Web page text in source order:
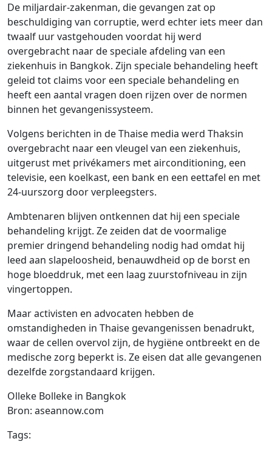
De miljardair-zakenman, die gevangen zat op
beschuldiging van corruptie, werd echter iets meer dan
twaalf uur vastgehouden voordat hij werd
overgebracht naar de speciale afdeling van een
ziekenhuis in Bangkok. Zijn speciale behandeling heeft
geleid tot claims voor een speciale behandeling en
heeft een aantal vragen doen rijzen over de normen
binnen het gevangenissysteem.
Volgens berichten in de Thaise media werd Thaksin
overgebracht naar een vleugel van een ziekenhuis,
uitgerust met privékamers met airconditioning, een
televisie, een koelkast, een bank en een eettafel en met
24-uurszorg door verpleegsters.
Ambtenaren blijven ontkennen dat hij een speciale
behandeling krijgt. Ze zeiden dat de voormalige
premier dringend behandeling nodig had omdat hij
leed aan slapeloosheid, benauwdheid op de borst en
hoge bloeddruk, met een laag zuurstofniveau in zijn
vingertoppen.
Maar activisten en advocaten hebben de
omstandigheden in Thaise gevangenissen benadrukt,
waar de cellen overvol zijn, de hygiëne ontbreekt en de
medische zorg beperkt is. Ze eisen dat alle gevangenen
dezelfde zorgstandaard krijgen.
Olleke Bolleke in Bangkok
Bron: aseannow.com
Tags: